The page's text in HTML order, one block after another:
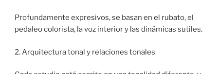
Profundamente expresivos, se basan en el rubato, el
pedaleo colorista, la voz interior y las dinámicas sutiles.
2. Arquitectura tonal y relaciones tonales